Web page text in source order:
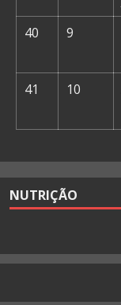
40
9
41
10
NUTRIÇÃO